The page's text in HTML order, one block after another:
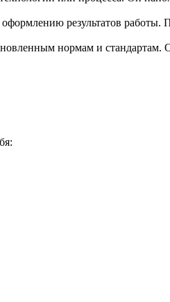
результатов работы.
нормам и стандартам.